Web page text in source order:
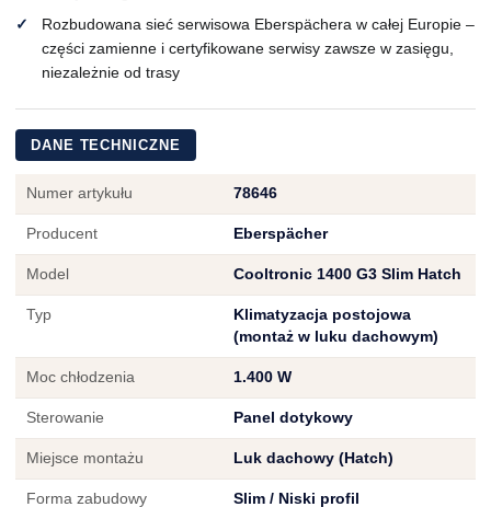
Rozbudowana sieć serwisowa Eberspächera w całej Europie –
części zamienne i certyfikowane serwisy zawsze w zasięgu,
niezależnie od trasy
DANE TECHNICZNE
Numer artykułu 78646
Producent Eberspächer
Model Cooltronic 1400 G3 Slim Hatch
Typ
Klimatyzacja postojowa
(montaż w luku dachowym)
Moc chłodzenia 1.400 W
Sterowanie Panel dotykowy
Miejsce montażu Luk dachowy (Hatch)
Forma zabudowy Slim / Niski profil